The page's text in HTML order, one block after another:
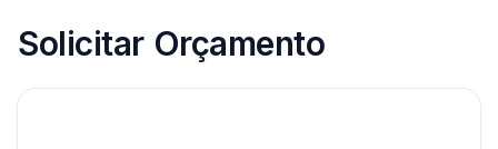
Solicitar Orçamento